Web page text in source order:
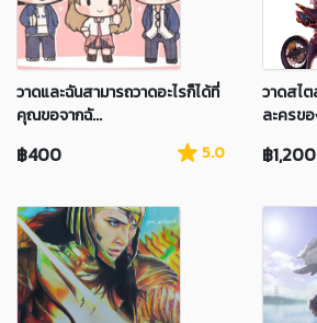
วาดและฉันสามารถวาดอะไรก็ได้ที่
คุณขอจากฉั...
฿400 5.0
วาดสไ
ละครข
฿1,200